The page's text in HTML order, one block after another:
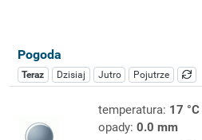
Pogoda
Teraz Dzisiaj Jutro Pojutrze
temperatura: 17 °C
opady: 0.0 mm